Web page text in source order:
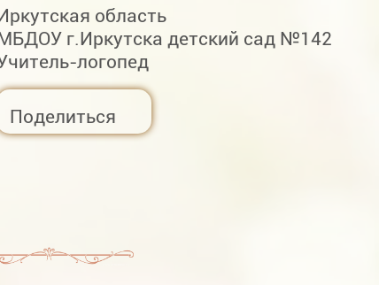
область
г.Иркутска детский сад №142
логопед
Поделиться